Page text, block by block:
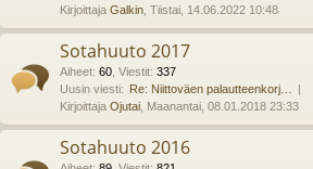
Kirjoittaja Galkin , Tiistai, 14.06.2022 10:48
Sotahuuto 2017
Aiheet: 60 Viestit: 337
Uusin viesti: Re: Niittoväen palautteenkorj…
Kirjoittaja Ojutai , Maanantai, 08.01.2018 23:33
Sotahuuto 2016